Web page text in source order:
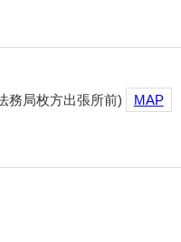
務局枚方出張所前)
MAP